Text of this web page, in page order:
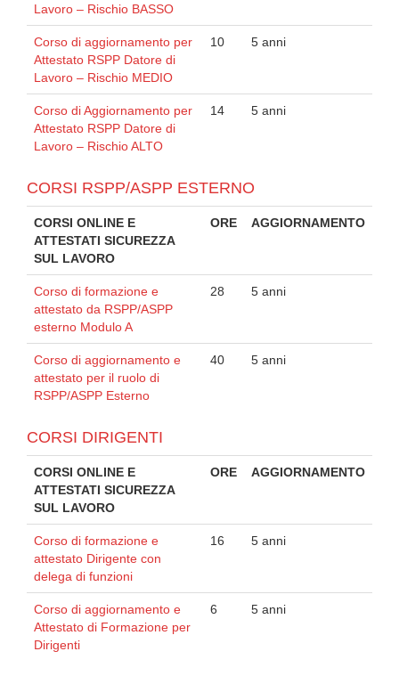
Lavoro – Rischio BASSO
Corso di aggiornamento per
Attestato RSPP Datore di
Lavoro – Rischio MEDIO
10 5 anni
Corso di Aggiornamento per
Attestato RSPP Datore di
Lavoro – Rischio ALTO
14 5 anni
CORSI RSPP/ASPP ESTERNO
CORSI ONLINE E
ATTESTATI SICUREZZA
SUL LAVORO
ORE AGGIORNAMENTO
Corso di formazione e
attestato da RSPP/ASPP
esterno Modulo A
28 5 anni
Corso di aggiornamento e
attestato per il ruolo di
RSPP/ASPP Esterno
40 5 anni
CORSI DIRIGENTI
CORSI ONLINE E
ATTESTATI SICUREZZA
SUL LAVORO
ORE AGGIORNAMENTO
Corso di formazione e
attestato Dirigente con
delega di funzioni
16 5 anni
Corso di aggiornamento e
Attestato di Formazione per
Dirigenti
6 5 anni